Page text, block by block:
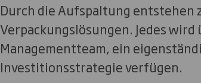
Durch die Aufspaltung
Verpackungslösungen. Jedes
Managementteam, ein
Investitionsstrategie verfügen.